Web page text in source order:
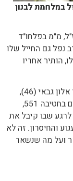
ז"ל מ"מ פלחו"ד 101 שנפל במלחמת לבנון
מ"מ בפלחו"ד
נפל גם החייל שלו
ז"ל. גבאי, בן 22 בנופלו, הותיר אחריו
עכשיו, 20 שנה אחרי הקיץ של 2006, אחיו אלון גבאי (46),
לוחם צנחנים ששירת בפלס"ר 35 ובמילואים בחטיבה 551,
לרגע שבו קיבל את
והחיסרון. זה לא
ועל מה שנשאר